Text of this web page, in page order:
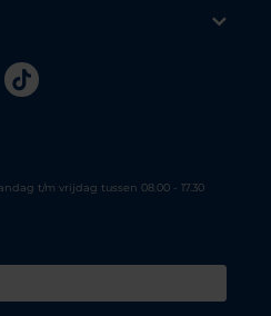
Tiktok
t/m vrijdag tussen 08.00 - 17.30